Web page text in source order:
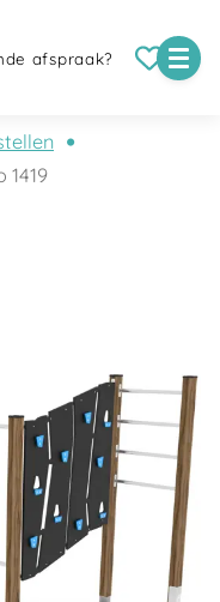
afspraak?
1419